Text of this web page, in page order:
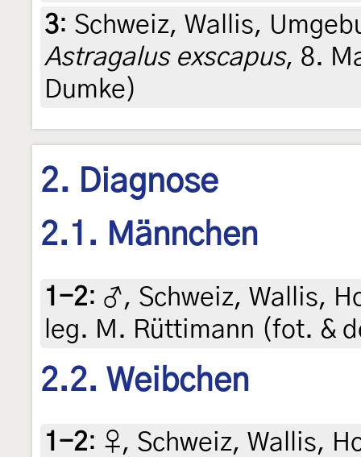
3: Schweiz, Wallis,
Astragalus exscapus, 8.
Dumke)
2. Diagnose
2.1. Männchen
1-2: ♂, Schweiz, Wallis,
leg. M. Rüttimann (fot. &
2.2. Weibchen
1-2: ♀, Schweiz, Wallis,